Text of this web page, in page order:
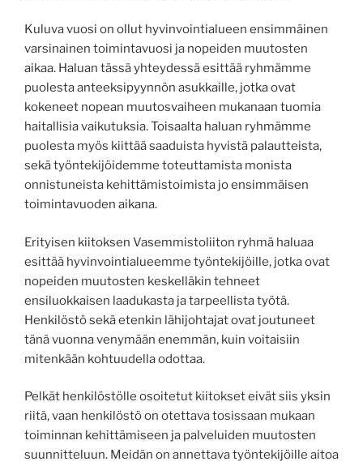
Kuluva vuosi on ollut hyvinvointialueen ensimmäinen
varsinainen toimintavuosi ja nopeiden muutosten
aikaa. Haluan tässä yhteydessä esittää ryhmämme
puolesta anteeksipyynnön asukkaille, jotka ovat
kokeneet nopean muutosvaiheen mukanaan tuomia
haitallisia vaikutuksia. Toisaalta haluan ryhmämme
puolesta myös kiittää saaduista hyvistä palautteista,
sekä työntekijöidemme toteuttamista monista
onnistuneista kehittämistoimista jo ensimmäisen
toimintavuoden aikana.
Erityisen kiitoksen Vasemmistoliiton ryhmä haluaa
esittää hyvinvointialueemme työntekijöille, jotka ovat
nopeiden muutosten keskelläkin tehneet
ensiluokkaisen laadukasta ja tarpeellista työtä.
Henkilöstö sekä etenkin lähijohtajat ovat joutuneet
tänä vuonna venymään enemmän, kuin voitaisiin
mitenkään kohtuudella odottaa.
Pelkät henkilöstölle osoitetut kiitokset eivät siis yksin
riitä, vaan henkilöstö on otettava tosissaan mukaan
toiminnan kehittämiseen ja palveluiden muutosten
suunnitteluun. Meidän on annettava työntekijöille aitoa